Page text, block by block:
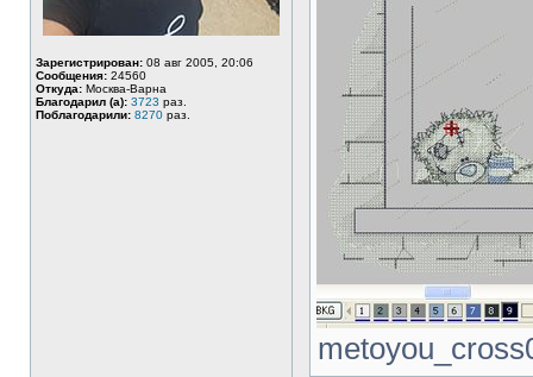
Зарегистрирован: 08 авг 2005, 20:06
Сообщения: 24560
Откуда: Москва-Варна
Благодарил (а): 3723 раз.
Поблагодарили: 8270 раз.